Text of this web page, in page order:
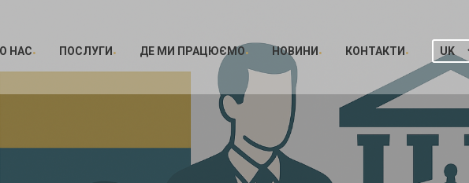
НАС ПОСЛУГИ ДЕ МИ ПРАЦЮЄМО НОВИНИ КОНТАКТИ